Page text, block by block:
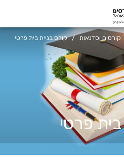
קורסים וסדנאות / קורס בניית בית פרטי
פרטי